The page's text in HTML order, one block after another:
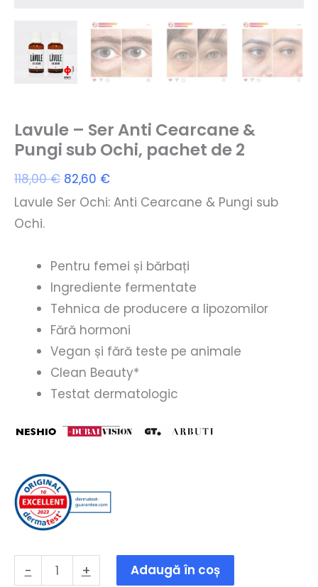
Lavule – Ser Anti Cearcane &
Pungi sub Ochi, pachet de 2
118,00€ Prețul
inițial
118,00 €.
82,60 €Prețul
curent
Lavule Ser Ochi: Anti Cearcane & Pungi sub
Ochi.
Pentru femei și bărbați
Ingrediente fermentate
Tehnica de producere a lipozomilor
Fără hormoni
Vegan și fără teste pe animale
Clean Beauty*
Testat dermatologic
-
Cantitate
+ Adaugă în coș